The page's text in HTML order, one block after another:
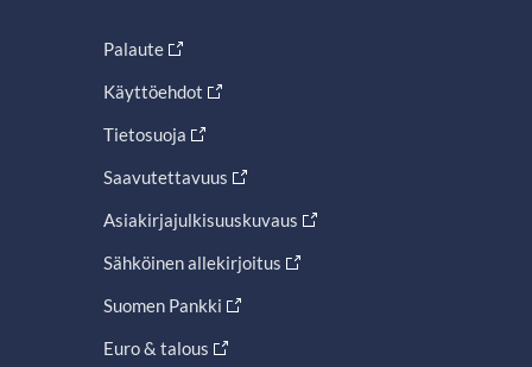
Palaute
Käyttöehdot
Tietosuoja
Saavutettavuus
Asiakirjajulkisuuskuvaus
Sähköinen allekirjoitus
Suomen Pankki
Euro & talous